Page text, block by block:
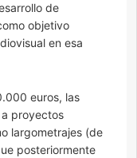
de
objetivo
en esa
euros, las
proyectos
largometrajes (de
posteriormente